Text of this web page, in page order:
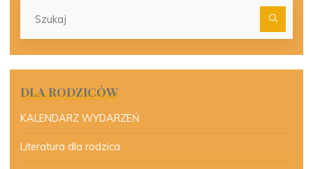
DLA RODZICÓW
KALENDARZ WYDARZEŃ
Literatura dla rodzica